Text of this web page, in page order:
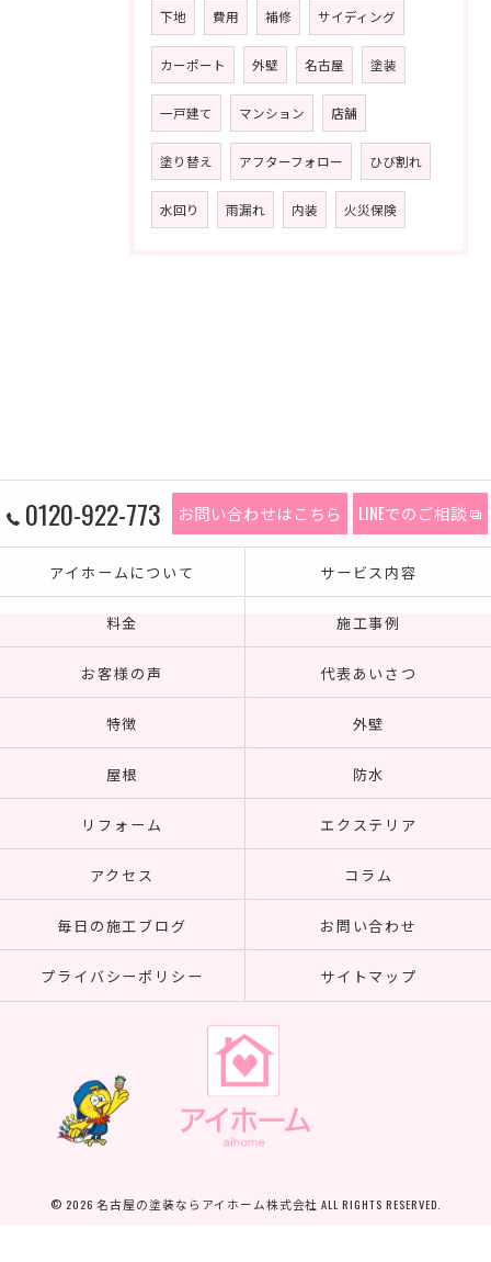
下地 費用 補修 サイディング
カーポート 外壁 名古屋 塗装
一戸建て マンション 店舗
塗り替え アフターフォロー ひび割れ
水回り 雨漏れ 内装 火災保険
0120-922-773 お問い合わせはこちら LINEでのご相談
アイホームについて サービス内容
料金 施工事例
お客様の声 代表あいさつ
特徴 外壁
屋根 防水
リフォーム エクステリア
アクセス コラム
毎日の施工ブログ お問い合わせ
プライバシーポリシー サイトマップ
© 2026 名古屋の塗装ならアイホーム株式会社 ALL RIGHTS RESERVED.